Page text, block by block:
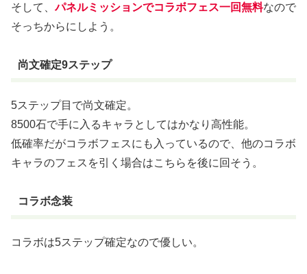
そして、パネルミッションでコラボフェス一回無料なので
そっちからにしよう。
尚文確定9ステップ
5ステップ目で尚文確定。
8500石で手に入るキャラとしてはかなり高性能。
低確率だがコラボフェスにも入っているので、他のコラボ
キャラのフェスを引く場合はこちらを後に回そう。
コラボ念装
コラボは5ステップ確定なので優しい。